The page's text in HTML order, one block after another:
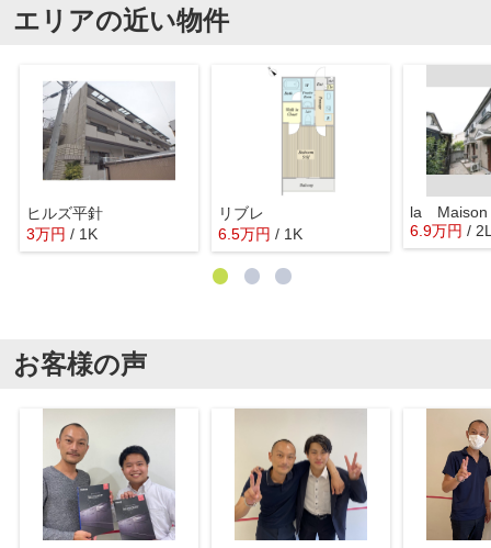
エリアの近い物件
ヒルズ平針
3万円 / 1K
リブレ
6.5万円 / 1K
la
6.9万円 /
お客様の声